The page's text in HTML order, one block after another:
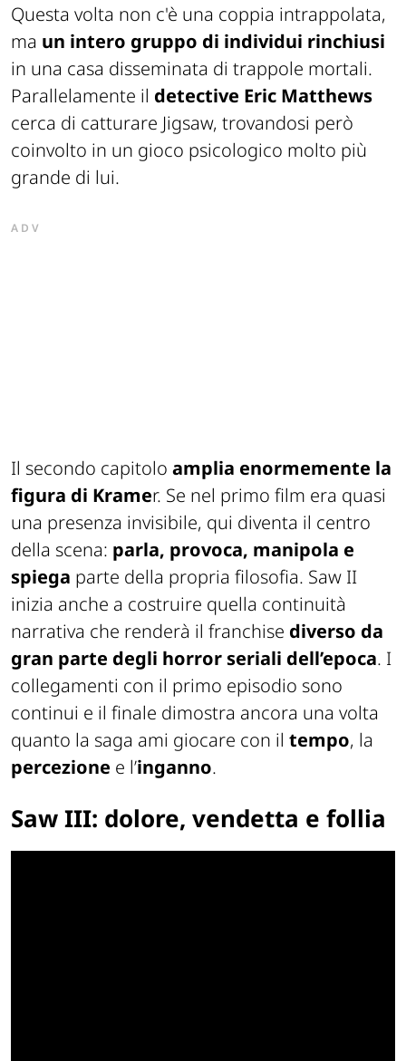
Questa volta non c'è una coppia intrappolata,
ma un intero gruppo di individui rinchiusi
in una casa disseminata di trappole mortali.
Parallelamente il detective Eric Matthews
cerca di catturare Jigsaw, trovandosi però
coinvolto in un gioco psicologico molto più
grande di lui.
ADV
Il secondo capitolo amplia enormemente la
figura di Kramer. Se nel primo film era quasi
una presenza invisibile, qui diventa il centro
della scena: parla, provoca, manipola e
spiega parte della propria filosofia. Saw II
inizia anche a costruire quella continuità
narrativa che renderà il franchise diverso da
gran parte degli horror seriali dell’epoca. I
collegamenti con il primo episodio sono
continui e il finale dimostra ancora una volta
quanto la saga ami giocare con il tempo, la
percezione e l’inganno.
Saw III: dolore, vendetta e follia